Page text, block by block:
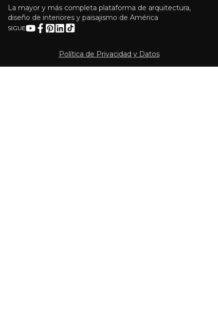
La mayor y más completa plataforma de arquitectura,
diseño de interiores y paisajismo de América
SIGUE
Política de Privacidad y Datos